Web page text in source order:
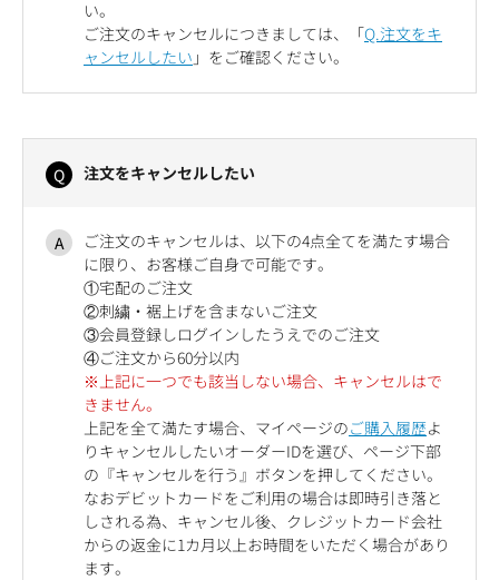
い。
ご注文のキャンセルにつきましては、「Q.注文をキ
ャンセルしたい 」をご確認ください。
注文をキャンセルしたい
ご注文のキャンセルは、以下の4点全てを満たす場合
に限り、お客様ご自身で可能です。
①宅配のご注文
②刺繍・裾上げを含まないご注文
③会員登録しログインしたうえでのご注文
④ご注文から60分以内
※上記に一つでも該当しない場合、キャンセルはで
きません。
上記を全て満たす場合、マイページのご購入履歴よ
りキャンセルしたいオーダーIDを選び、ページ下部
の『キャンセルを行う』ボタンを押してください。
なおデビットカードをご利用の場合は即時引き落と
しされる為、キャンセル後、クレジットカード会社
からの返金に1カ月以上お時間をいただく場合があり
ます。